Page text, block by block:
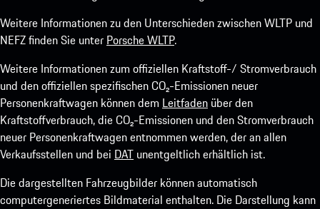
Weitere Informationen zu den Unterschieden zwischen WLTP und
NEFZ finden Sie unter Porsche WLTP.
Weitere Informationen zum offiziellen Kraftstoff-/ Stromverbrauch
und den offiziellen spezifischen CO₂-Emissionen neuer
Personenkraftwagen können dem Leitfaden über den
Kraftstoffverbrauch, die CO₂-Emissionen und den Stromverbrauch
neuer Personenkraftwagen entnommen werden, der an allen
Verkaufsstellen und bei DAT unentgeltlich erhältlich ist.
Die dargestellten Fahrzeugbilder können automatisch
computergeneriertes Bildmaterial enthalten. Die Darstellung kann